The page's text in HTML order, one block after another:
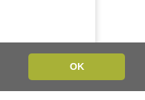
OK